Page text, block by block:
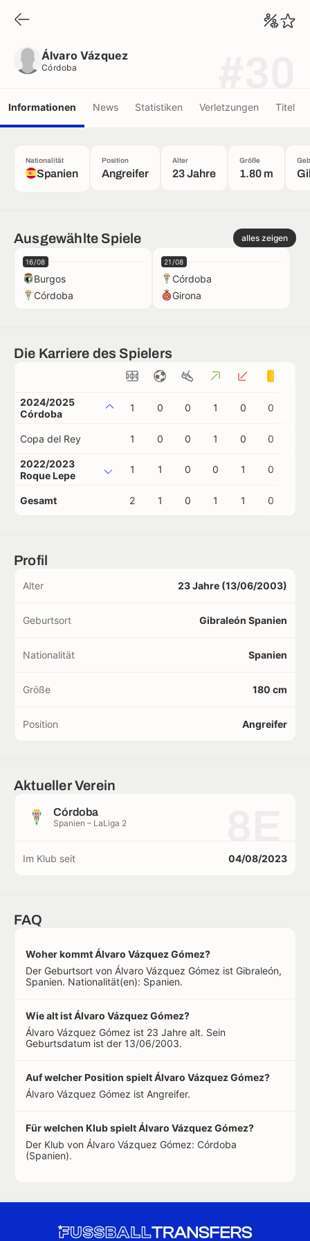
Álvaro Vázquez
Córdoba
Informationen News Statistiken Verletzungen Titel
Nationalität
Spanien
Position
Angreifer
Alter
23 Jahre
Größe
1.80 m
Ausgewählte Spiele alles zeigen
16/08
Burgos
Córdoba
21/08
Córdoba
Girona
Die Karriere des Spielers
2024/2025
Córdoba
1 0 0 1 0 0
Copa del Rey 1 0 0 1 0 0
2022/2023
Roque Lepe
1 1 0 0 1 0
Gesamt 2 1 0 1 1 0
Profil
Alter 23 Jahre (13/06/2003)
Geburtsort Gibraleón Spanien
Nationalität Spanien
Größe 180 cm
Position Angreifer
Aktueller Verein
Córdoba
Spanien – LaLiga 2
Im Klub seit 04/08/2023
FAQ
Woher kommt Álvaro Vázquez Gómez?
Der Geburtsort von Álvaro Vázquez Gómez ist Gibraleón,
Spanien. Nationalität(en): Spanien.
Wie alt ist Álvaro Vázquez Gómez?
Álvaro Vázquez Gómez ist 23 Jahre alt. Sein
Geburtsdatum ist der 13/06/2003.
Auf welcher Position spielt Álvaro Vázquez Gómez?
Álvaro Vázquez Gómez ist Angreifer.
Für welchen Klub spielt Álvaro Vázquez Gómez?
Der Klub von Álvaro Vázquez Gómez: Córdoba
(Spanien).